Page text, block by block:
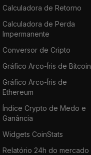
Calculadora de Retorno
Calculadora de Perda
Impermanente
Conversor de Cripto
Gráfico Arco-Íris de Bitcoin
Gráfico Arco-Íris de
Ethereum
Índice Crypto de Medo e
Ganância
Widgets CoinStats
Relatório 24h do mercado